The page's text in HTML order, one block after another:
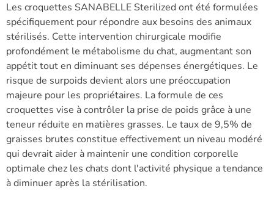
Les croquettes SANABELLE Sterilized ont été formulées
spécifiquement pour répondre aux besoins des animaux
stérilisés. Cette intervention chirurgicale modifie
profondément le métabolisme du chat, augmentant son
appétit tout en diminuant ses dépenses énergétiques. Le
risque de surpoids devient alors une préoccupation
majeure pour les propriétaires. La formule de ces
croquettes vise à contrôler la prise de poids grâce à une
teneur réduite en matières grasses. Le taux de 9,5% de
graisses brutes constitue effectivement un niveau modéré
qui devrait aider à maintenir une condition corporelle
optimale chez les chats dont l'activité physique a tendance
à diminuer après la stérilisation.